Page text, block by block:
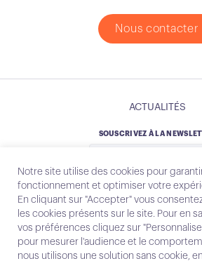
Nous contacter
ACTUALITÉS
SOUSCRIVEZ À LA
Instagram
Notre site utilise des cookies pour
fonctionnement et optimiser votre
En cliquant sur "Accepter" vous
les cookies présents sur le site. Pour en
vos préférences cliquez sur
pour mesurer l'audience et le
nous utilisons une solution sans cookie,